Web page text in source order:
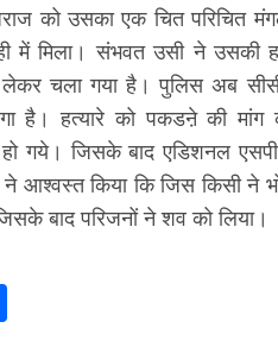
को उसका एक चित परिचित
में मिला। संभवत उसी ने उसकी
लेकर चला गया है। पुलिस अब
है। हत्यारे को पकडऩे की मांग
गये। जिसके बाद एडिशनल
ने आश्वस्त किया कि जिस किसी ने
बाद परिजनों ने शव को लिया।